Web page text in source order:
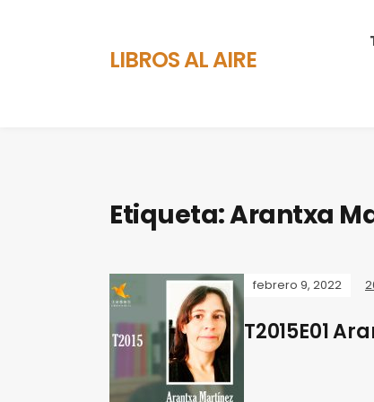
LIBROS AL AIRE
Etiqueta:Arantxa
febrero 9, 2022
T2015E01